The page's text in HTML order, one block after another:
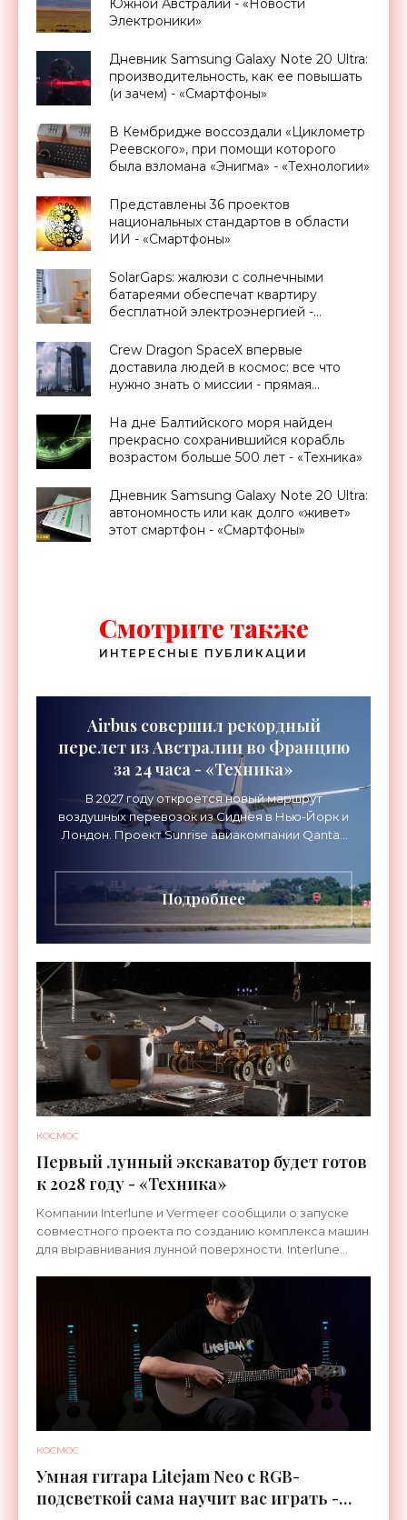
Электроники»
Дневник Samsung Galaxy Note 20 Ultra:
производительность, как ее повышать
(и зачем) - «Смартфоны»
В Кембридже воссоздали «Циклометр
Реевского», при помощи которого
была взломана «Энигма» - «Технологии»
Представлены 36 проектов
национальных стандартов в области
ИИ - «Смартфоны»
SolarGaps: жалюзи с солнечными
батареями обеспечат квартиру
бесплатной электроэнергией -
Crew Dragon SpaceX впервые
доставила людей в космос: все что
нужно знать о миссии - прямая
На дне Балтийского моря найден
прекрасно сохранившийся корабль
возрастом больше 500 лет - «Техника»
Дневник Samsung Galaxy Note 20 Ultra:
автономность или как долго «живет»
этот смартфон - «Смартфоны»
Смотрите также
ИНТЕРЕСНЫЕ ПУБЛИКАЦИИ
Airbus совершил рекордный
перелет из Австралии во Францию
за 24 часа - «Техника»
В 2027 году откроется новый маршрут
воздушных перевозок из Сиднея в Нью-Йорк и
Лондон. Проект Sunrise авиакомпании Qantas
длительностью до 24
Подробнее
КОСМОС
Первый лунный экскаватор будет готов
к 2028 году - «Техника»
Компании Interlune и Vermeer сообщили о запуске
совместного проекта по созданию комплекса машин
для выравнивания лунной поверхности. Interlune
КОСМОС
Умная гитара Litejam Neo с RGB-
подсветкой сама научит вас играть -